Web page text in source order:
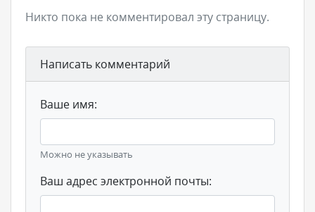
Никто пока не комментировал эту страницу.
Написать комментарий
Ваше имя:
Можно не указывать
Ваш адрес электронной почты: